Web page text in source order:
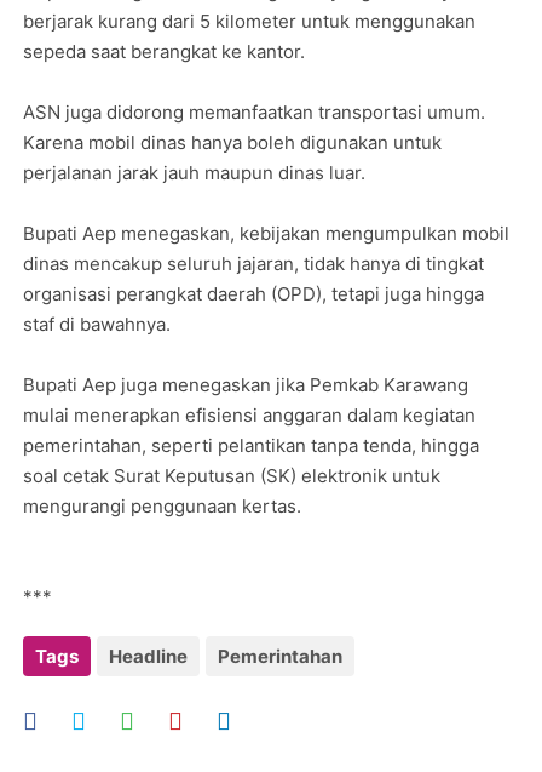
berjarak kurang dari 5 kilometer untuk menggunakan
sepeda saat berangkat ke kantor.
ASN juga didorong memanfaatkan transportasi umum.
Karena mobil dinas hanya boleh digunakan untuk
perjalanan jarak jauh maupun dinas luar.
Bupati Aep menegaskan, kebijakan mengumpulkan mobil
dinas mencakup seluruh jajaran, tidak hanya di tingkat
organisasi perangkat daerah (OPD), tetapi juga hingga
staf di bawahnya.
Bupati Aep juga menegaskan jika Pemkab Karawang
mulai menerapkan efisiensi anggaran dalam kegiatan
pemerintahan, seperti pelantikan tanpa tenda, hingga
soal cetak Surat Keputusan (SK) elektronik untuk
mengurangi penggunaan kertas.
***
Tags Headline Pemerintahan